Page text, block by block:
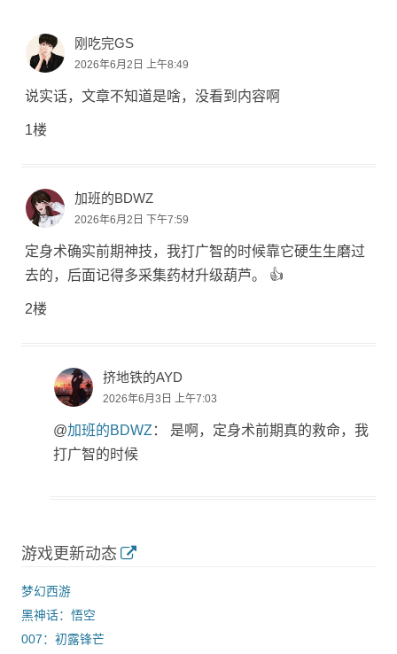
刚吃完GS
2026年6月2日 上午8:49
说实话，文章不知道是啥，没看到内容啊
1楼
加班的BDWZ
2026年6月2日 下午7:59
定身术确实前期神技，我打广智的时候靠它硬生生磨过
去的，后面记得多采集药材升级葫芦。 👍
2楼
挤地铁的AYD
2026年6月3日 上午7:03
@加班的BDWZ ： 是啊，定身术前期真的救命，我
打广智的时候
游戏更新动态
梦幻西游
黑神话：悟空
007：初露锋芒